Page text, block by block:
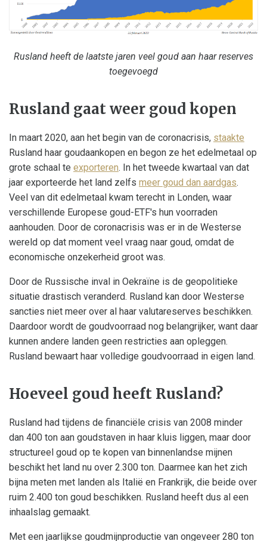
Rusland heeft de laatste jaren veel goud aan haar reserves
toegevoegd
Rusland gaat weer goud kopen
In maart 2020, aan het begin van de coronacrisis, staakte
Rusland haar goudaankopen en begon ze het edelmetaal op
grote schaal te exporteren. In het tweede kwartaal van dat
jaar exporteerde het land zelfs meer goud dan aardgas.
Veel van dit edelmetaal kwam terecht in Londen, waar
verschillende Europese goud-ETF's hun voorraden
aanhouden. Door de coronacrisis was er in de Westerse
wereld op dat moment veel vraag naar goud, omdat de
economische onzekerheid groot was.
Door de Russische inval in Oekraïne is de geopolitieke
situatie drastisch veranderd. Rusland kan door Westerse
sancties niet meer over al haar valutareserves beschikken.
Daardoor wordt de goudvoorraad nog belangrijker, want daar
kunnen andere landen geen restricties aan opleggen.
Rusland bewaart haar volledige goudvoorraad in eigen land.
Hoeveel goud heeft Rusland?
Rusland had tijdens de financiële crisis van 2008 minder
dan 400 ton aan goudstaven in haar kluis liggen, maar door
structureel goud op te kopen van binnenlandse mijnen
beschikt het land nu over 2.300 ton. Daarmee kan het zich
bijna meten met landen als Italië en Frankrijk, die beide over
ruim 2.400 ton goud beschikken. Rusland heeft dus al een
inhaalslag gemaakt.
Met een jaarlijkse goudmijnproductie van ongeveer 280 ton